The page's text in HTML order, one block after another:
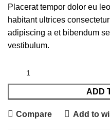
Placerat tempor dolor eu
habitant ultrices
adipiscing a et bibendum
vestibulum.
ADD
Compare Add to